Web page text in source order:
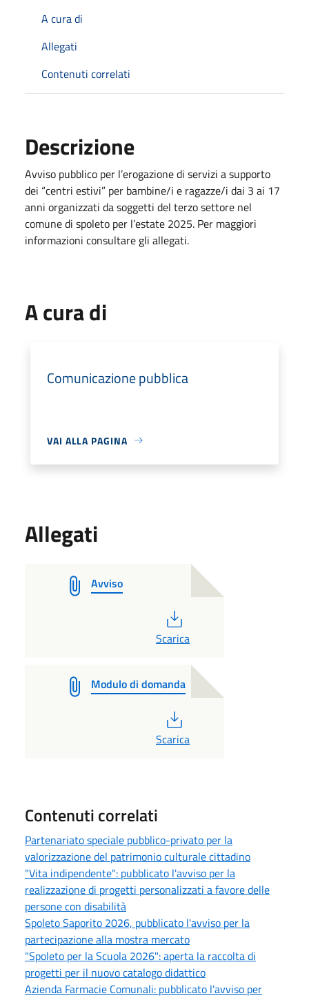
A cura di
Allegati
Contenuti correlati
Descrizione
Avviso pubblico per l’erogazione di servizi a supporto
dei “centri estivi” per bambine/i e ragazze/i dai 3 ai 17
anni organizzati da soggetti del terzo settore nel
comune di spoleto per l’estate 2025. Per maggiori
informazioni consultare gli allegati.
A cura di
Comunicazione pubblica
VAI ALLA PAGINA
Allegati
Avviso
Scarica
Modulo di domanda
Scarica
Contenuti correlati
Partenariato speciale pubblico-privato per la
valorizzazione del patrimonio culturale cittadino
"Vita indipendente": pubblicato l'avviso per la
realizzazione di progetti personalizzati a favore delle
persone con disabilità
Spoleto Saporito 2026, pubblicato l'avviso per la
partecipazione alla mostra mercato
"Spoleto per la Scuola 2026": aperta la raccolta di
progetti per il nuovo catalogo didattico
Azienda Farmacie Comunali: pubblicato l’avviso per